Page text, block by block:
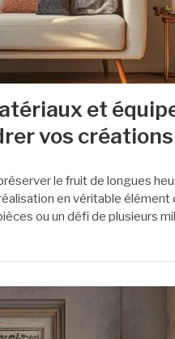
et
vos créations
le fruit de longues
en véritable élément
ou un défi de plusieurs